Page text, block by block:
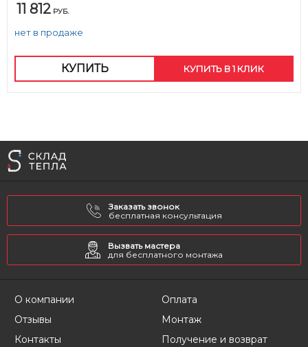
11 812 РУБ.
нет в продаже
КУПИТЬ КУПИТЬ В 1 КЛИК
Заказать звонок
бесплатная консультация
Вызвать мастера
для бесплатного монтажа
О компании
Отзывы
Контакты
Оплата
Монтаж
Получение и возврат